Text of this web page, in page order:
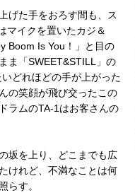
げた手をおろす間も、ス
マイクを置いたカジ＆
Boom Is You！」と目の
ま「SWEET&STILL」の
どれほどの手が上がった
の笑顔が飛び交ったこの
ラムのTA-1はお客さんの
坂を上り、どこまでも広
けれど、不満なことは何
らす。